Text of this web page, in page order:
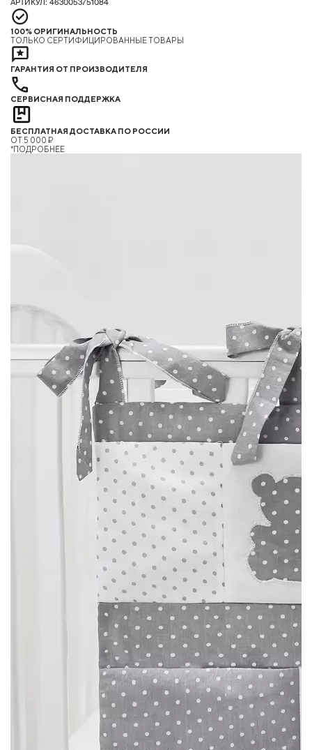
АРТИКУЛ: 4630053751084
100% ОРИГИНАЛЬНОСТЬ
ТОЛЬКО СЕРТИФИЦИРОВАННЫЕ ТОВАРЫ
ГАРАНТИЯ ОТ ПРОИЗВОДИТЕЛЯ
СЕРВИСНАЯ ПОДДЕРЖКА
БЕСПЛАТНАЯ ДОСТАВКА ПО РОССИИ
ОТ 5 000 ₽
*ПОДРОБНЕЕ